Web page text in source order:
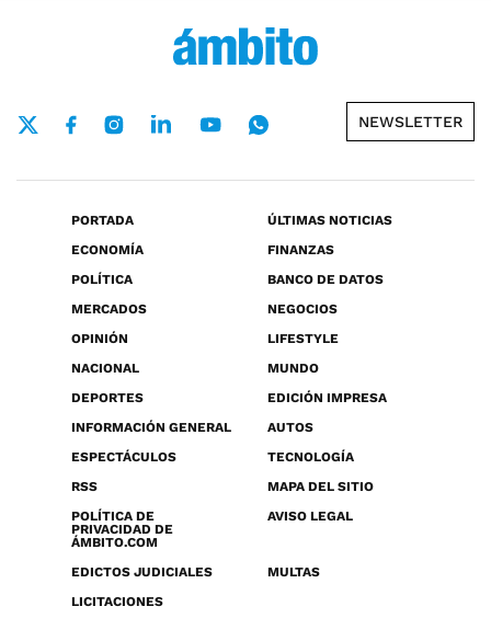
NEWSLETTER
PORTADA
ÚLTIMAS NOTICIAS
ECONOMÍA
FINANZAS
POLÍTICA
BANCO DE DATOS
MERCADOS
NEGOCIOS
OPINIÓN
LIFESTYLE
NACIONAL
MUNDO
DEPORTES
EDICIÓN IMPRESA
INFORMACIÓN GENERAL
AUTOS
ESPECTÁCULOS
TECNOLOGÍA
RSS
MAPA DEL SITIO
POLÍTICA DE
PRIVACIDAD DE
ÁMBITO.COM
AVISO LEGAL
EDICTOS JUDICIALES
MULTAS
LICITACIONES